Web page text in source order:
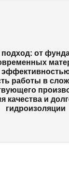
от
работы в
качества и
гидроизоляции